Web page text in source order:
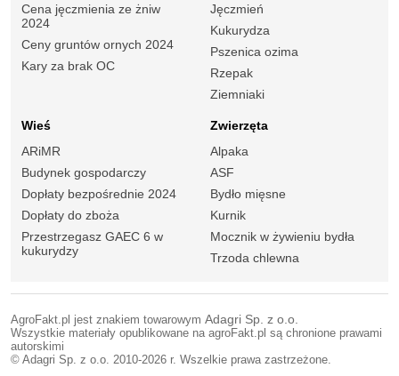
Cena jęczmienia ze żniw
2024
Ceny gruntów ornych 2024
Kary za brak OC
Jęczmień
Kukurydza
Pszenica ozima
Rzepak
Ziemniaki
Wieś
ARiMR
Budynek gospodarczy
Dopłaty bezpośrednie 2024
Dopłaty do zboża
Przestrzegasz GAEC 6 w
kukurydzy
Zwierzęta
Alpaka
ASF
Bydło mięsne
Kurnik
Mocznik w żywieniu bydła
Trzoda chlewna
AgroFakt.pl jest znakiem towarowym Adagri Sp. z o.o.
Wszystkie materiały opublikowane na agroFakt.pl są chronione prawami
autorskimi
© Adagri Sp. z o.o. 2010-2026 r. Wszelkie prawa zastrzeżone.